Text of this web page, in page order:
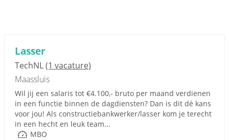
Lasser
TechNL(1 vacature)
Maassluis
Wil jij een salaris tot €4.100,- bruto per maand verdienen
in een functie binnen de dagdiensten? Dan is dit dé kans
voor jou! Als constructiebankwerker/lasser kom je terecht
in een hecht en leuk team...
MBO